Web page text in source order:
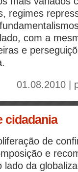
regimes
com a
e
01.08.2010 |
cidadania
de
e
lado da